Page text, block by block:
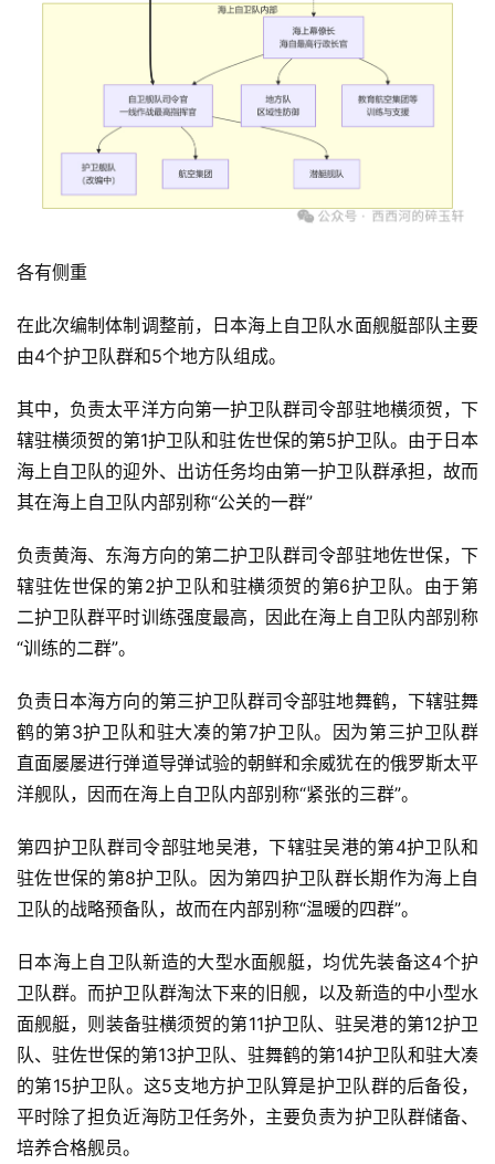
各有侧重
在此次编制体制调整前，日本海上自卫队水面舰艇部队主要
由4个护卫队群和5个地方队组成。
其中，负责太平洋方向第一护卫队群司令部驻地横须贺，下
辖驻横须贺的第1护卫队和驻佐世保的第5护卫队。由于日本
海上自卫队的迎外、出访任务均由第一护卫队群承担，故而
其在海上自卫队内部别称“公关的一群”
负责黄海、东海方向的第二护卫队群司令部驻地佐世保，下
辖驻佐世保的第2护卫队和驻横须贺的第6护卫队。由于第
二护卫队群平时训练强度最高，因此在海上自卫队内部别称
“训练的二群”。
负责日本海方向的第三护卫队群司令部驻地舞鹤，下辖驻舞
鹤的第3护卫队和驻大凑的第7护卫队。因为第三护卫队群
直面屡屡进行弹道导弹试验的朝鲜和余威犹在的俄罗斯太平
洋舰队，因而在海上自卫队内部别称“紧张的三群”。
第四护卫队群司令部驻地吴港，下辖驻吴港的第4护卫队和
驻佐世保的第8护卫队。因为第四护卫队群长期作为海上自
卫队的战略预备队，故而在内部别称“温暖的四群”。
日本海上自卫队新造的大型水面舰艇，均优先装备这4个护
卫队群。而护卫队群淘汰下来的旧舰，以及新造的中小型水
面舰艇，则装备驻横须贺的第11护卫队、驻吴港的第12护卫
队、驻佐世保的第13护卫队、驻舞鹤的第14护卫队和驻大凑
的第15护卫队。这5支地方护卫队算是护卫队群的后备役，
平时除了担负近海防卫任务外，主要负责为护卫队群储备、
培养合格舰员。